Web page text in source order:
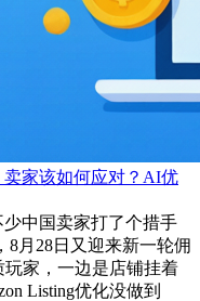
卖家该如何应对？AI优
少中国卖家打了个措手
8月28日又迎来新一轮佣
家，一边是店铺挂着
Listing优化没做到